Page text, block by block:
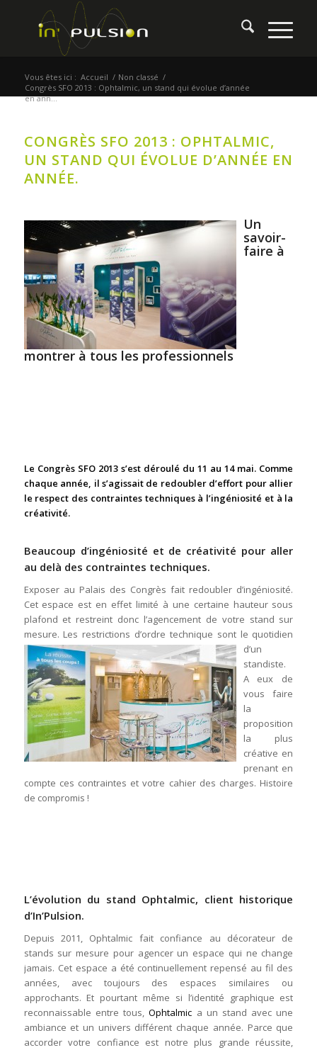
Vous êtes ici : Accueil / Non classé /
Congrès SFO 2013 : Ophtalmic, un stand qui évolue d’année
en ann...
CONGRÈS SFO 2013 : OPHTALMIC,
UN STAND QUI ÉVOLUE D’ANNÉE EN
ANNÉE.
Un
savoir-
faire à
montrer à tous les professionnels
Le Congrès SFO 2013 s’est déroulé du 11 au 14 mai. Comme
chaque année, il s’agissait de redoubler d’effort pour allier
le respect des contraintes techniques à l’ingéniosité et à la
créativité.
Beaucoup d’ingéniosité et de créativité pour aller
au delà des contraintes techniques.
Exposer au Palais des Congrès fait redoubler d’ingéniosité.
Cet espace est en effet limité à une certaine hauteur sous
plafond et restreint donc l’agencement de votre stand sur
mesure. Les restrictions d’ordre technique sont le quotidien
d’un
standiste.
A eux de
vous faire
la
proposition
la plus
créative en
prenant en
compte ces contraintes et votre cahier des charges. Histoire
de compromis !
L’évolution du stand Ophtalmic, client historique
d’In’Pulsion.
Depuis 2011, Ophtalmic fait confiance au décorateur de
stands sur mesure pour agencer un espace qui ne change
jamais. Cet espace a été continuellement repensé au fil des
années, avec toujours des espaces similaires ou
approchants. Et pourtant même si l’identité graphique est
reconnaissable entre tous,Ophtalmic a un stand avec une
ambiance et un univers différent chaque année. Parce que
accorder votre confiance est notre plus grande réussite,